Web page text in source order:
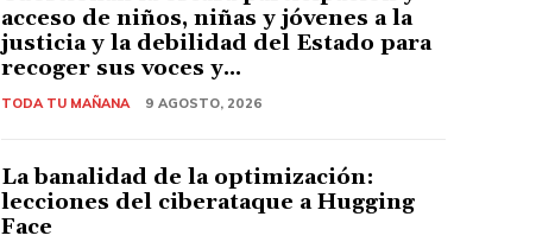
acceso de niños, niñas y jóvenes a la
justicia y la debilidad del Estado para
recoger sus voces y...
TODA TU MAÑANA 9 AGOSTO, 2026
La banalidad de la optimización:
lecciones del ciberataque a Hugging
Face